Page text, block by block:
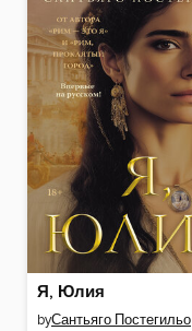
Я, Юлия
byСантьяго Постегильо